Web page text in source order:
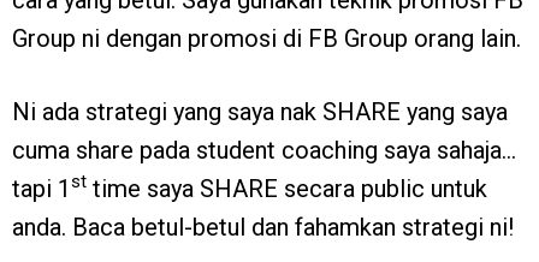
Group ni dengan promosi di FB Group orang lain.
Ni ada strategi yang saya nak SHARE yang saya
cuma share pada student coaching saya sahaja…
tapi 1 st time saya SHARE secara public untuk
anda. Baca betul-betul dan fahamkan strategi ni!